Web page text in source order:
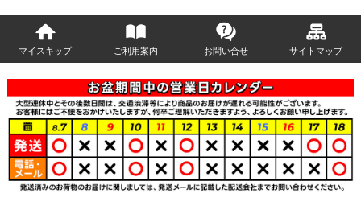
マイスキップ ご利用案内 お問い合せ サイトマップ